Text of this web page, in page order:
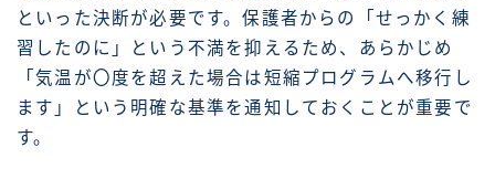
といった決断が必要です。保護者からの「せっかく練
習したのに」という不満を抑えるため、あらかじめ
「気温が〇度を超えた場合は短縮プログラムへ移行し
ます」という明確な基準を通知しておくことが重要で
す。